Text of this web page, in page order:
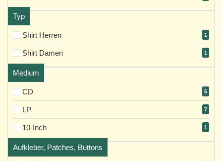
Typ
Shirt Herren 1
Shirt Damen 1
Medium
CD 5
LP 7
10-Inch 1
Aufkleber, Patches, Buttons